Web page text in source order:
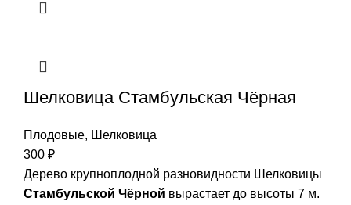
Шелковица Стамбульская Чёрная
Плодовые, Шелковица
300 ₽
Дерево крупноплодной разновидности Шелковицы
Стамбульской Чёрной вырастает до высоты 7 м.